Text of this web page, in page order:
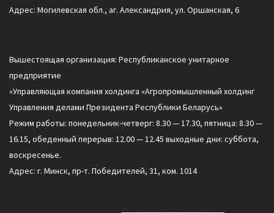
Адрес: Могилевская обл., аг. Александрия, ул. Оршанская, 6
Вышестоящая организация: Республиканское унитарное
предприятие
«Управляющая компания холдинга «Агропромышленный холдинг
Управления делами Президента Республики Беларусь»
Режим работы: понедельник-четверг: 8.30 — 17.30, пятница: 8.30 —
16.15, обеденный перерыв: 12.00 — 12.45 выходные дни: суббота,
воскресенье.
Адрес: г. Минск, пр-т. Победителей, 31, ком. 1014